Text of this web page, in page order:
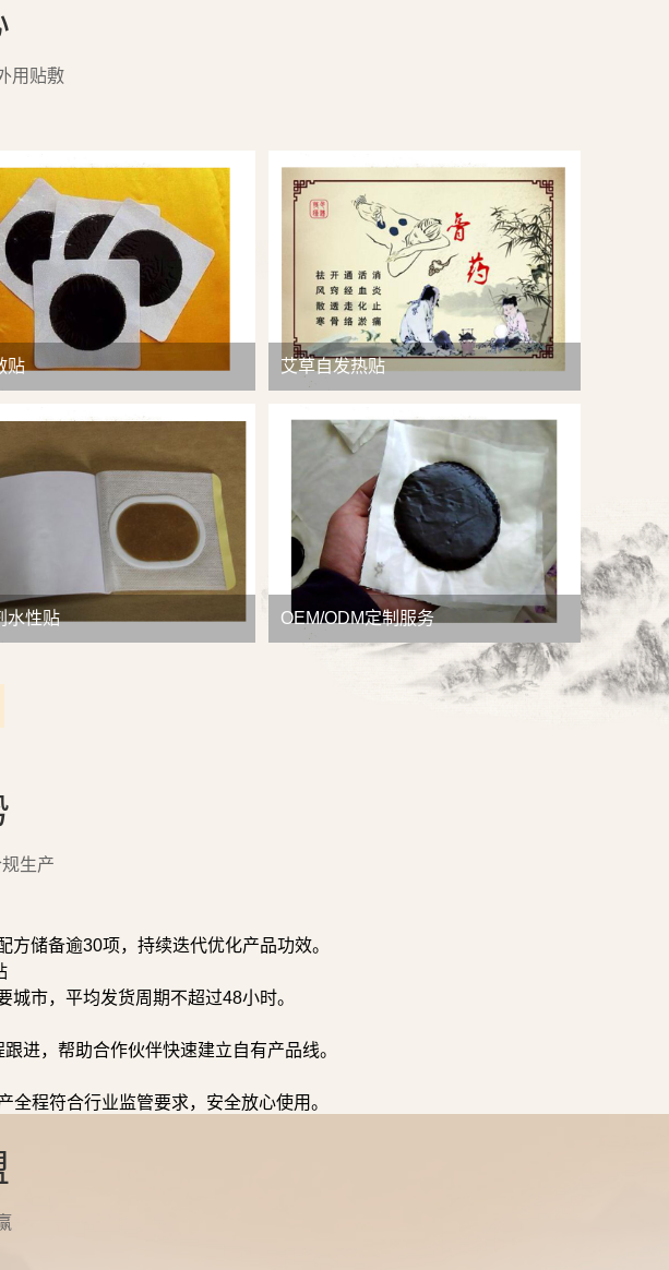
用贴敷
贴 艾草自发热贴
水性贴
查看详情
OEM/ODM定制服务
查看详情
生产
储备逾30项，持续迭代优化产品功效。
市，平均发货周期不超过48小时。
进，帮助合作伙伴快速建立自有产品线。
程符合行业监管要求，安全放心使用。